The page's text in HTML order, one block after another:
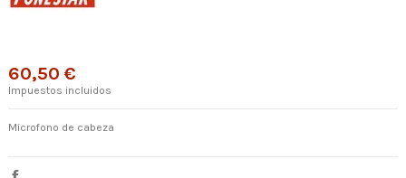
60,50 €
Impuestos incluidos
Microfono de cabeza